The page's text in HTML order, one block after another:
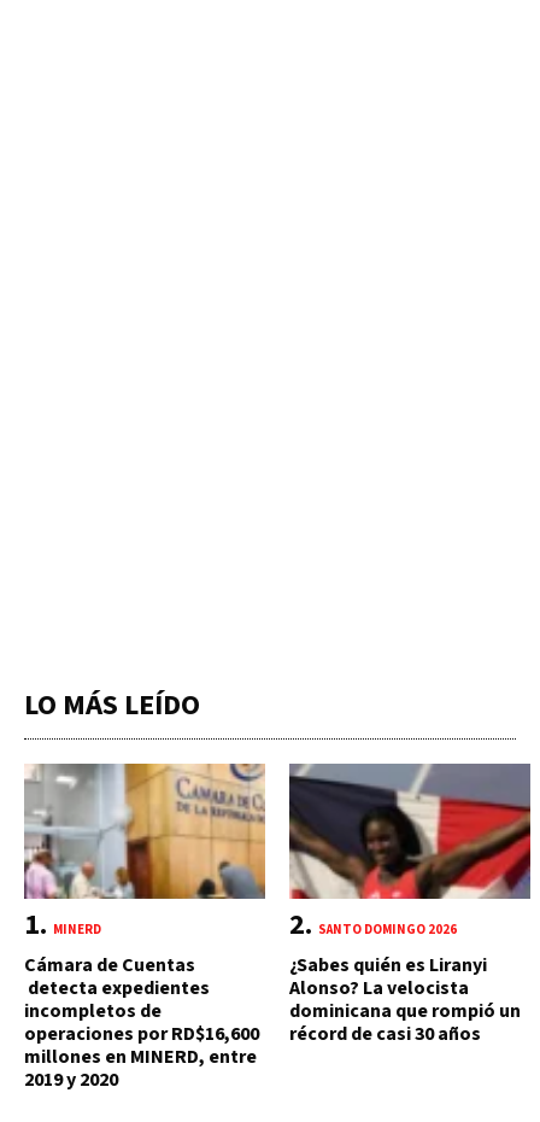
LO MÁS LEÍDO
MINERD
Cámara de Cuentas
detecta expedientes
incompletos de
operaciones por RD$16,600
millones en MINERD, entre
2019 y 2020
SANTO DOMINGO 2026
¿Sabes quién es Liranyi
Alonso? La velocista
dominicana que rompió un
récord de casi 30 años